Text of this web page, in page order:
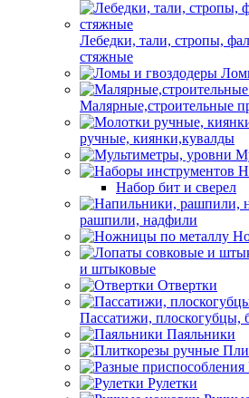
Лебедки, тали, стропы,
стяжные
Малярные,строительные
ручные, киянки,кувалды
Набор бит и сверел
рашпили, надфили
и штыковые
Отвертки
Пассатижи, плоскогубцы,
Паяльники
Рулетки